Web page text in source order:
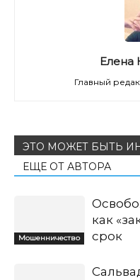
Елена
Главный
ЭТО МОЖЕТ БЫТЬ
ЕЩЕ ОТ АВТОРА
Мошенничество
как
срок